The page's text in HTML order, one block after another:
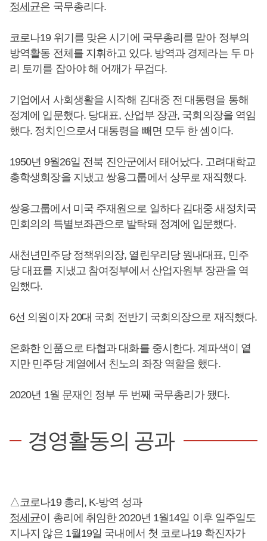
정세균은 국무총리다.
코로나19 위기를 맞은 시기에 국무총리를 맡아 정부의
방역활동 전체를 지휘하고 있다. 방역과 경제라는 두 마
리 토끼를 잡아야 해 어깨가 무겁다.
기업에서 사회생활을 시작해 김대중 전 대통령을 통해
정계에 입문했다. 당대표, 산업부 장관, 국회의장을 역임
했다. 정치인으로서 대통령을 빼면 모두 한 셈이다.
1950년 9월26일 전북 진안군에서 태어났다. 고려대학교
총학생회장을 지냈고 쌍용그룹에서 상무로 재직했다.
쌍용그룹에서 미국 주재원으로 일하다 김대중 새정치국
민회의의 특별보좌관으로 발탁돼 정계에 입문했다.
새천년민주당 정책위의장, 열린우리당 원내대표, 민주
당 대표를 지냈고 참여정부에서 산업자원부 장관을 역
임했다.
6선 의원이자 20대 국회 전반기 국회의장으로 재직했다.
온화한 인품으로 타협과 대화를 중시한다. 계파색이 옅
지만 민주당 계열에서 친노의 좌장 역할을 했다.
2020년 1월 문재인 정부 두 번째 국무총리가 됐다.
경영활동의 공과
△코로나19 총리, K-방역 성과
정세균이 총리에 취임한 2020년 1월14일 이후 일주일도
지나지 않은 1월19일 국내에서 첫 코로나19 확진자가